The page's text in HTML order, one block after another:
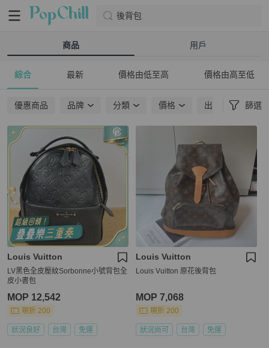
後背包
商品 用戶
綜合 最新 價格由低至高 價格由高至低
優惠商品 品牌 分類 價格 出貨地點 篩選
Louis Vuitton
LV黑色全皮壓紋Sorbonne小號背包全
皮小書包
MOP 12,542
現折 200
狀況良好 台灣 免運
Louis Vuitton
Louis Vuitton 原花後背包
MOP 7,068
現折 200
狀況尚可 台灣 免運